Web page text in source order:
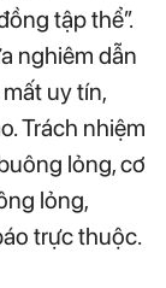
tập thể”.
nghiêm dẫn
uy tín,
Trách nhiệm
lỏng, cơ
lỏng,
trực thuộc.